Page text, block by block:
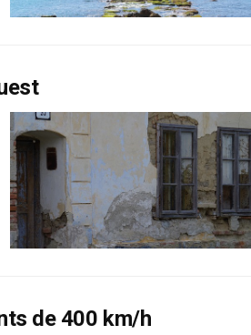
de 400 km/h